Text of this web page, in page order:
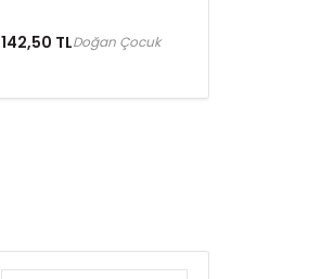
142,50 TLDoğan Çocuk